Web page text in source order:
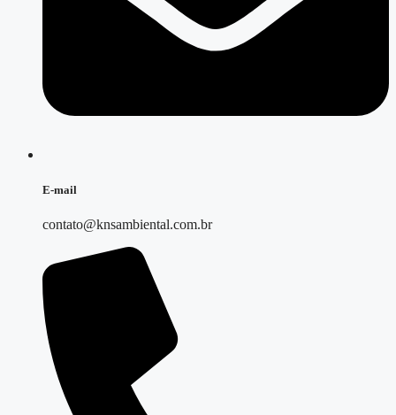
E-mail
contato@knsambiental.com.br